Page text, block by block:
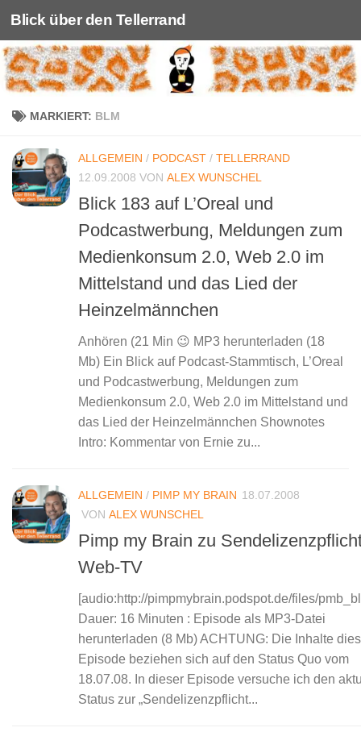
Unter dem Inhalt
Blick über den Tellerrand
MARKIERT: BLM
ALLGEMEIN / PODCAST / TELLERRAND
12.09.2008 VON ALEX WUNSCHEL
Blick 183 auf L’Oreal und
Podcastwerbung, Meldungen zum
Medienkonsum 2.0, Web 2.0 im
Mittelstand und das Lied der
Heinzelmännchen
Anhören (21 Min 😉 MP3 herunterladen (18
Mb) Ein Blick auf Podcast-Stammtisch, L’Oreal
und Podcastwerbung, Meldungen zum
Medienkonsum 2.0, Web 2.0 im Mittelstand und
das Lied der Heinzelmännchen Shownotes
Intro: Kommentar von Ernie zu...
ALLGEMEIN / PIMP MY BRAIN 18.07.2008
VON ALEX WUNSCHEL
Pimp my Brain zu
Web-TV
[audio:http://pimpmybrain.podspot.de/files/
Dauer: 16 Minuten : Episode als MP3-Datei
herunterladen (8 Mb) ACHTUNG: Die Inhalte
Episode beziehen sich auf den Status Quo vom
18.07.08. In dieser Episode versuche ich den
Status zur „Sendelizenzpflicht...